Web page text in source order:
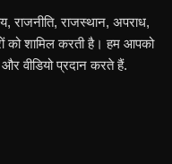
राजनीति, राजस्थान, अपराध,
को शामिल करती है। हम आपको
वीडियो प्रदान करते हैं.